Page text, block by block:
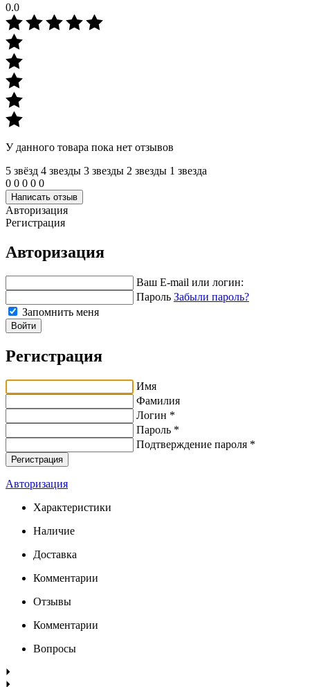
0.0
У данного товара пока нет отзывов
5 звёзд 4 звeзды 3 звeзды 2 звeзды 1 звeзда
0 0 0 0 0
Написать отзыв
Авторизация
Регистрация
Авторизация
Ваш E-mail или логин:
Пароль Забыли пароль?
Запомнить меня
Войти
Регистрация
Имя
Фамилия
Логин *
Пароль *
Подтверждение пароля *
Авторизация
Характеристики
Наличие
Доставка
Комментарии
Отзывы
Комментарии
Вопросы